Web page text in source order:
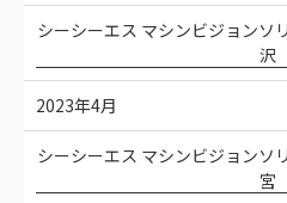
シーシーエス マシンビジョンソ
沢
2023年4月
シーシーエス マシンビジョンソ
宮